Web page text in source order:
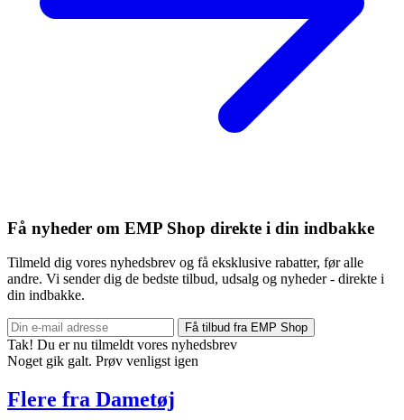
Få nyheder om EMP Shop direkte i din indbakke
Tilmeld dig vores nyhedsbrev og få eksklusive rabatter, før alle
andre. Vi sender dig de bedste tilbud, udsalg og nyheder - direkte i
din indbakke.
Få tilbud fra EMP Shop
Tak! Du er nu tilmeldt vores nyhedsbrev
Noget gik galt. Prøv venligst igen
Flere fra Dametøj